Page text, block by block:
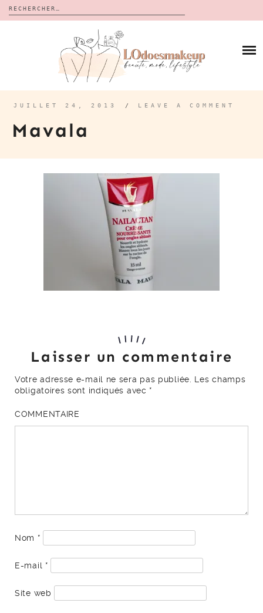
Rechercher :
CALENDRIERS DE L’AVENT
BON PLAN
À PROPOS
CONTACT
JUILLET 24, 2013 / LEAVE A COMMENT
Mavala
Laisser un commentaire
Votre adresse e-mail ne sera pas publiée.
Les champs
obligatoires sont indiqués avec *
COMMENTAIRE
Nom *
E-mail *
Site web